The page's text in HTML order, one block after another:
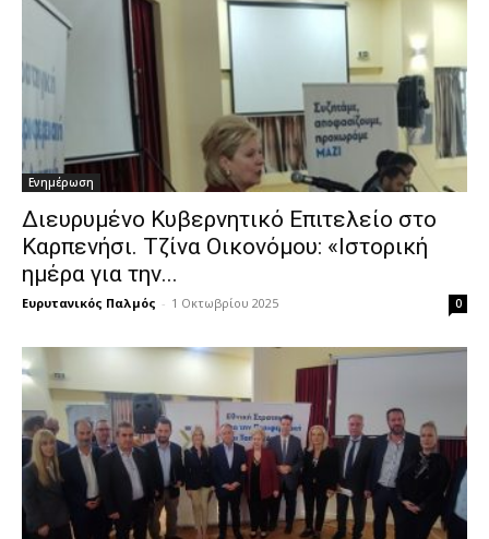
Ενημέρωση
Διευρυμένο Κυβερνητικό Επιτελείο στο
Καρπενήσι. Τζίνα Οικονόμου: «Ιστορική
ημέρα για την...
Ευρυτανικός Παλμός - 1 Οκτωβρίου 2025 0